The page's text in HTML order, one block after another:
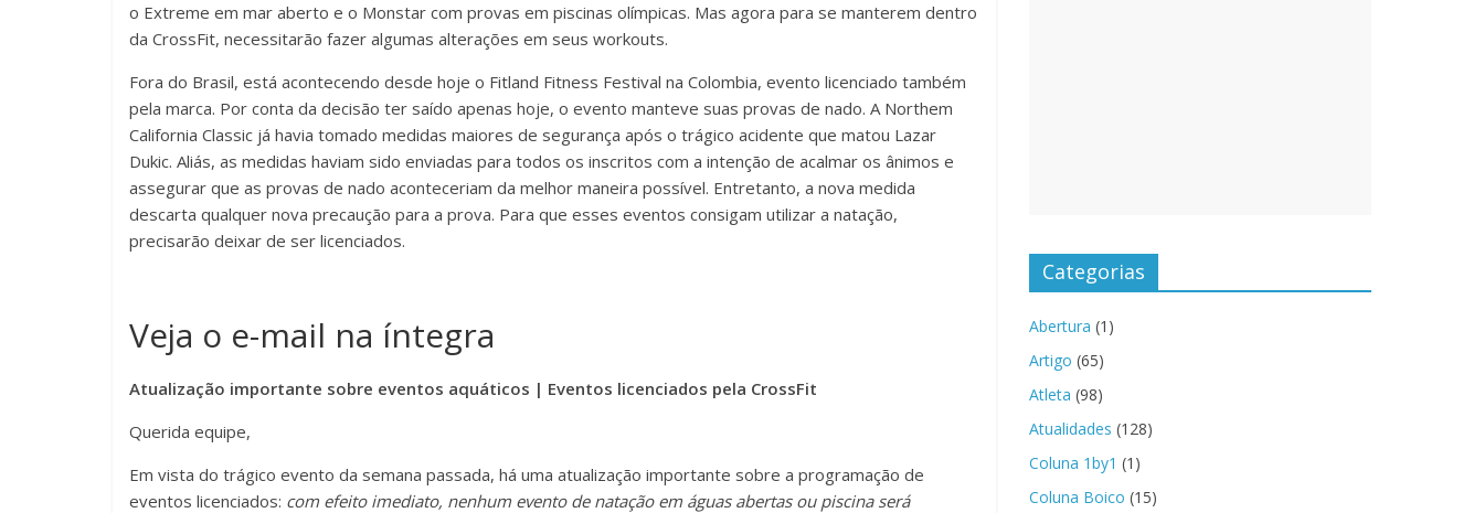
o Extreme em mar aberto e o Monstar com provas em piscinas olímpicas. Mas agora para se manterem dentro
da CrossFit, necessitarão fazer algumas alterações em seus workouts.
Fora do Brasil, está acontecendo desde hoje o Fitland Fitness Festival na Colombia, evento licenciado também
pela marca. Por conta da decisão ter saído apenas hoje, o evento manteve suas provas de nado. A Northem
California Classic já havia tomado medidas maiores de segurança após o trágico acidente que matou Lazar
Dukic. Aliás, as medidas haviam sido enviadas para todos os inscritos com a intenção de acalmar os ânimos e
assegurar que as provas de nado aconteceriam da melhor maneira possível. Entretanto, a nova medida
descarta qualquer nova precaução para a prova. Para que esses eventos consigam utilizar a natação,
precisarão deixar de ser licenciados.
Veja o e-mail na íntegra
Atualização importante sobre eventos aquáticos | Eventos licenciados pela CrossFit
Querida equipe,
Em vista do trágico evento da semana passada, há uma atualização importante sobre a programação de
eventos licenciados: com efeito imediato, nenhum evento de natação em águas abertas ou piscina será
Categorias
Abertura (1)
Artigo (65)
Atleta (98)
Atualidades (128)
Coluna 1by1 (1)
Coluna Boico (15)